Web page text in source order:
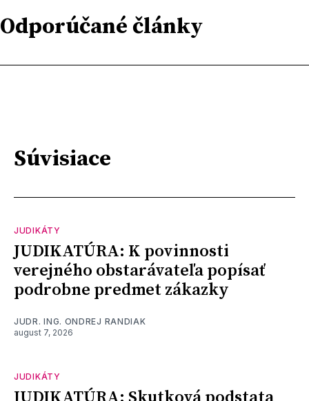
Odporúčané články
Súvisiace
JUDIKÁTY
JUDIKATÚRA: K povinnosti
verejného obstarávateľa popísať
podrobne predmet zákazky
JUDR. ING. ONDREJ RANDIAK
august 7, 2026
JUDIKÁTY